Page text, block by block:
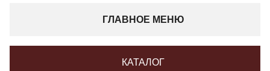
ГЛАВНОЕ МЕНЮ
КАТАЛОГ